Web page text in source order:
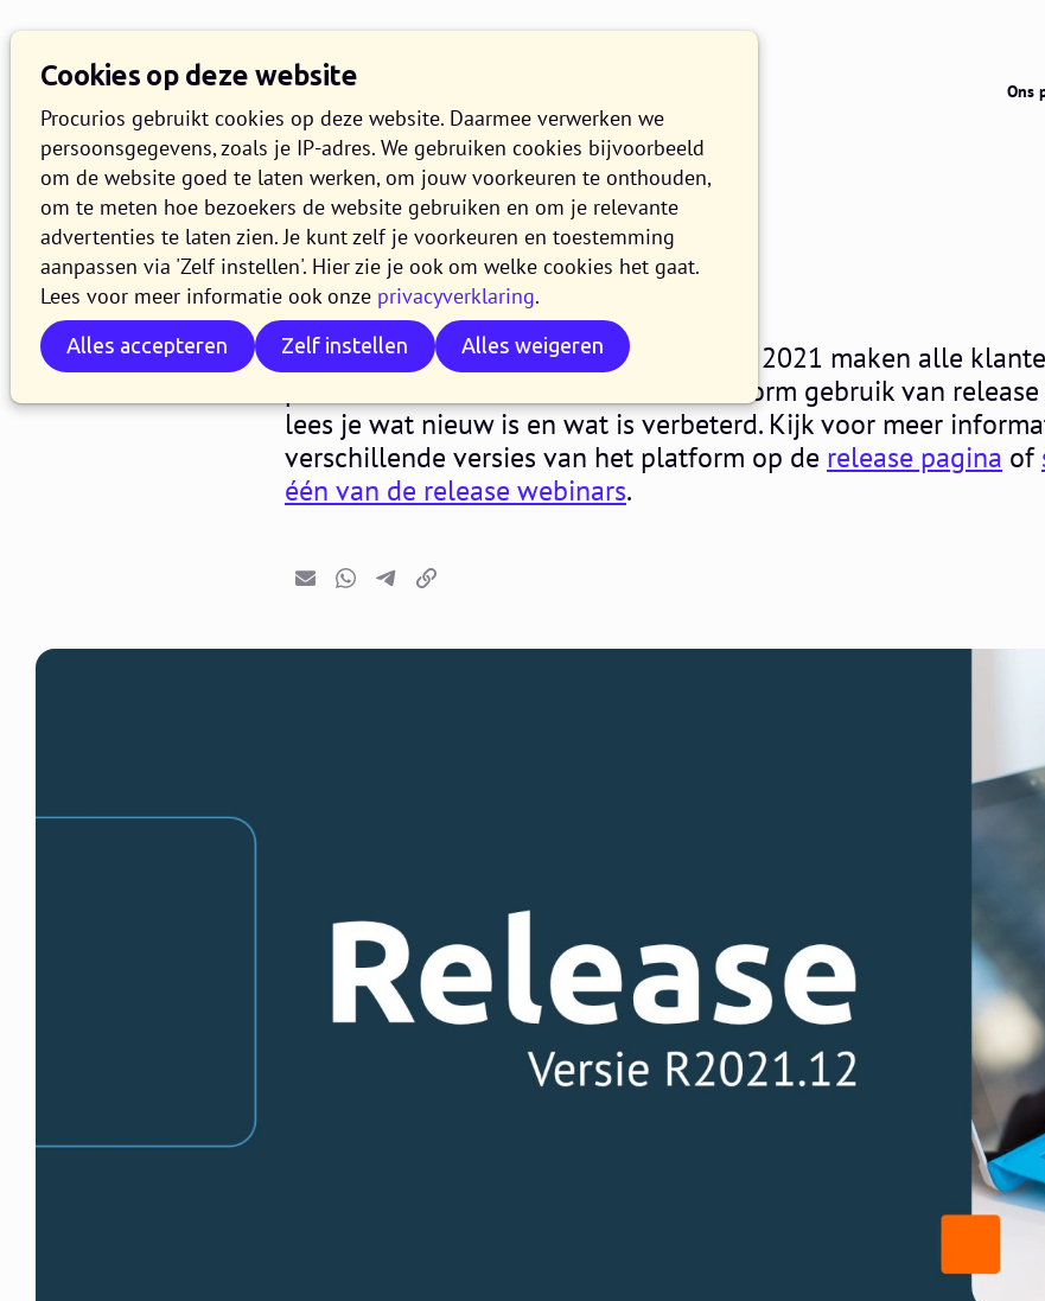
Cookies op deze website
Procurios gebruikt cookies op deze website. Daarmee verwerken we
persoonsgegevens, zoals je IP-adres. We gebruiken cookies bijvoorbeeld
om de website goed te laten werken, om jouw voorkeuren te onthouden,
om te meten hoe bezoekers de website gebruiken en om je relevante
advertenties te laten zien. Je kunt zelf je voorkeuren en toestemming
aanpassen via 'Zelf instellen'. Hier zie je ook om welke cookies het gaat.
Lees voor meer informatie ook onze privacyverklaring.
Alles accepteren Zelf instellen Alles weigeren
Ons
Release 2021.12
10 NOVEMBER 2021 3 MINUTEN LEZEN
In de loop van woensdag 10 november 2021 maken alle
productieversie van het Procurios Platform gebruik van
lees je wat nieuw is en wat is verbeterd. Kijk voor meer
verschillende versies van het platform op de release pagina of
één van de release webinars.
E-mailWhatsapp
TelegramKopieer link